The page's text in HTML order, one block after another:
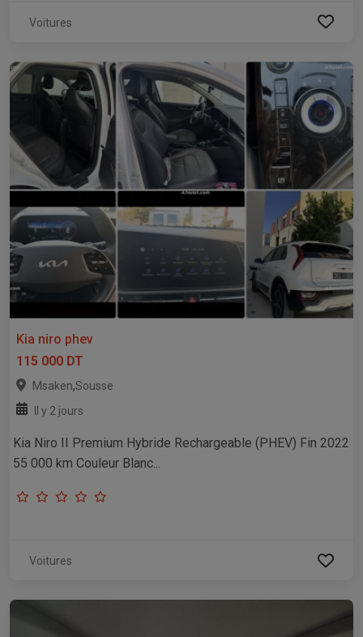
Voitures
Kia niro phev
115 000 DT
Msaken,Sousse
Il y 2 jours
Kia Niro II Premium Hybride Rechargeable (PHEV) Fin 2022
55 000 km Couleur Blanc...
Voitures